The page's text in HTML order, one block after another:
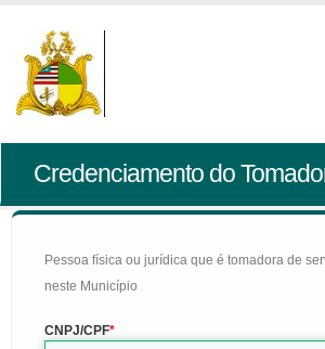
Credenciamento do
Pessoa física ou jurídica que é tomadora de
neste Município
CNPJ/CPF